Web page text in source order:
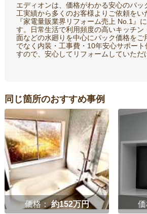
エディオンは、価格がわかる安心のパッ
工実績から多くのお客様よりご依頼をい
『家電量販業界リフォーム売上 No.1』
す。日常生活で利用頻度の高いキッチン
面などの水廻りを中心にパック価格をご
でなく内装・工事費・10年安心サポート
すので、安心してリフォームしていただ
同じ箇所のおすすめ事例
価格：約152万円